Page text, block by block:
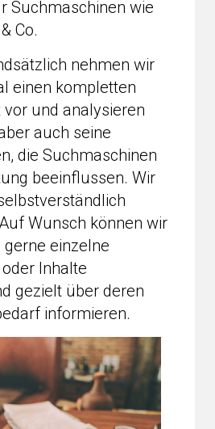
Suchmaschinen wie
Co.
nehmen wir
einen kompletten
und analysieren
auch seine
die Suchmaschinen
beeinflussen. Wir
Wunsch können wir
einzelne
Inhalte
gezielt über deren
informieren.